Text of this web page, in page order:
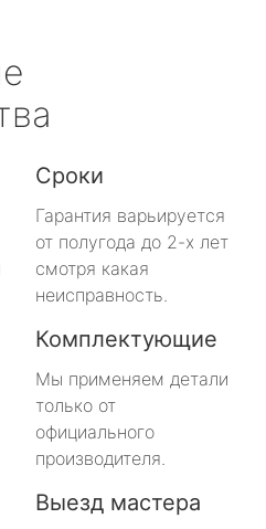
Сроки
Гарантия варьируется
от полугода до 2-х лет
смотря какая
неисправность.
Комплектующие
Мы применяем детали
только от
официального
производителя.
Выезд мастера